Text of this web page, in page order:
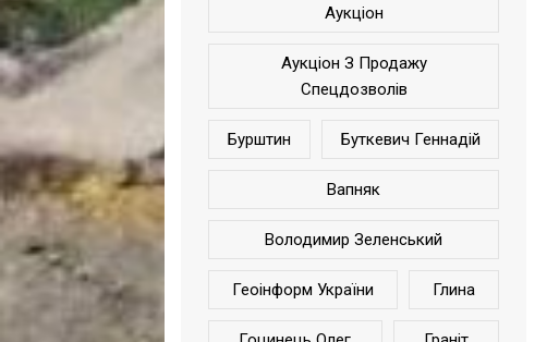
Аукціон
Аукціон З Продажу
Спецдозволів
Бурштин Буткевич Геннадій
Вапняк
Володимир Зеленський
Геоінформ України Глина